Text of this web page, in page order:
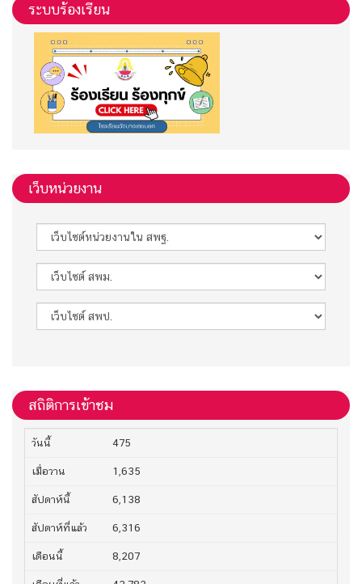
ระบบร้องเรียน
เว็บหน่วยงาน
สถิติการเข้าชม
วันนี้ 475
เมื่อวาน 1,635
สัปดาห์นี้ 6,138
สัปดาห์ที่แล้ว 6,316
เดือนนี้ 8,207